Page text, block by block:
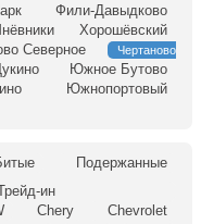
Фили-Давыдково
Хорошёвский
Северное
Чертаново
Южное Бутово
Южнопортовый
Подержанные
ин
Chery
Chevrolet